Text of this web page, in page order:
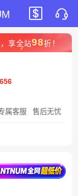
享全站98折！
属客服 售后无忧